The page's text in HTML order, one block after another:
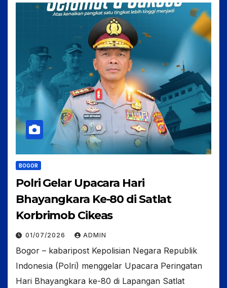
BOGOR
Polri Gelar Upacara Hari
Bhayangkara Ke-80 di Satlat
Korbrimob Cikeas
01/07/2026 ADMIN
Bogor – kabaripost Kepolisian Negara Republik
Indonesia (Polri) menggelar Upacara Peringatan
Hari Bhayangkara ke-80 di Lapangan Satlat